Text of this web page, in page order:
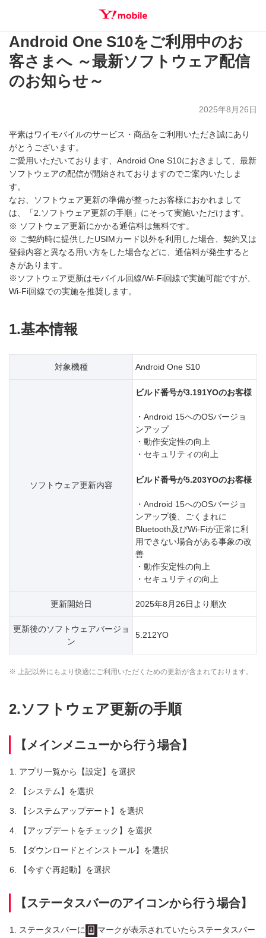
SEARCH
Android One S10をご利用中のお
客さまへ ～最新ソフトウェア配信
のお知らせ～
2025年8月26日
平素はワイモバイルのサービス・商品をご利用いただき誠にあり
がとうございます。
ご愛用いただいております、Android One S10におきまして、最新
ソフトウェアの配信が開始されておりますのでご案内いたしま
す。
なお、ソフトウェア更新の準備が整ったお客様におかれまして
は、「2.ソフトウェア更新の手順」にそって実施いただけます。
※ ソフトウェア更新にかかる通信料は無料です。
※ ご契約時に提供したUSIMカード以外を利用した場合、契約又は
登録内容と異なる用い方をした場合などに、通信料が発生すると
きがあります。
※ソフトウェア更新はモバイル回線/Wi-Fi回線で実施可能ですが、
Wi-Fi回線での実施を推奨します。
1.基本情報
対象機種 Android One S10
ソフトウェア更新内容
ビルド番号が3.191YOのお客様
・Android 15へのOSバージョ
ンアップ
・動作安定性の向上
・セキュリティの向上
ビルド番号が5.203YOのお客様
・Android 15へのOSバージョ
ンアップ後、ごくまれに
Bluetooth及びWi-Fiが正常に利
用できない場合がある事象の改
善
・動作安定性の向上
・セキュリティの向上
更新開始日 2025年8月26日より順次
更新後のソフトウェアバージョ
ン
5.212YO
※ 上記以外にもより快適にご利用いただくための更新が含まれております。
2.ソフトウェア更新の手順
【メインメニューから行う場合】
アプリ一覧から【設定】を選択
【システム】を選択
【システムアップデート】を選択
【アップデートをチェック】を選択
【ダウンロードとインストール】を選択
【今すぐ再起動】を選択
【ステータスバーのアイコンから行う場合】
ステータスバーに
マークが表示されていたらステータスバー